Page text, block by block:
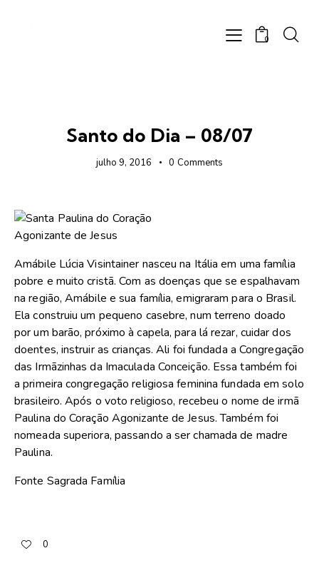
0
Santo do Dia – 08/07
julho 9, 2016 0 Comments
Amábile Lúcia Visintainer nasceu na Itália em uma família
pobre e muito cristã. Com as doenças que se espalhavam
na região, Amábile e sua família, emigraram para o Brasil.
Ela construiu um pequeno casebre, num terreno doado
por um barão, próximo à capela, para lá rezar, cuidar dos
doentes, instruir as crianças. Ali foi fundada a Congregação
das Irmãzinhas da Imaculada Conceição. Essa também foi
a primeira congregação religiosa feminina fundada em solo
brasileiro. Após o voto religioso, recebeu o nome de irmã
Paulina do Coração Agonizante de Jesus. Também foi
nomeada superiora, passando a ser chamada de madre
Paulina.
Fonte Sagrada Família
0